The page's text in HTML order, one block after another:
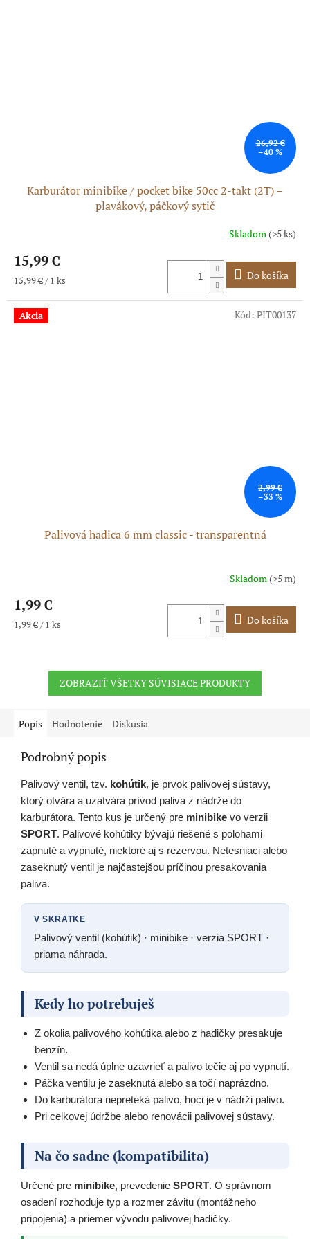
26,92 €
–40 %
Karburátor minibike / pocket bike 50cc 2-takt (2T) –
plavákový, páčkový sytič
produktu
je
5,0
z
hviezdičiek.
Skladom(>5 ks)
15,99 €
Jednotková
15,99 € / 1 ks Do košíka
Akcia
2,99 €
–33 %
Palivová hadica 6 mm classic - transparentná
produktu
je
5,0
hviezdičiek.
Skladom(>5 m)
1,99 €
Jednotková
1,99 € / 1 ks Do košíka
Kód: PIT00137
ZOBRAZIŤ VŠETKY SÚVISIACE PRODUKTY
Popis Hodnotenie Diskusia
Podrobný popis
Palivový ventil, tzv. kohútik, je prvok palivovej sústavy,
ktorý otvára a uzatvára prívod paliva z nádrže do
karburátora. Tento kus je určený pre minibike vo verzii
SPORT. Palivové kohútiky bývajú riešené s polohami
zapnuté a vypnuté, niektoré aj s rezervou. Netesniaci alebo
zaseknutý ventil je najčastejšou príčinou presakovania
paliva.
V SKRATKE
Palivový ventil (kohútik) · minibike · verzia SPORT ·
priama náhrada.
Kedy ho potrebuješ
Z okolia palivového kohútika alebo z hadičky presakuje
benzín.
Ventil sa nedá úplne uzavrieť a palivo tečie aj po vypnutí.
Páčka ventilu je zaseknutá alebo sa točí naprázdno.
Do karburátora nepreteká palivo, hoci je v nádrži palivo.
Pri celkovej údržbe alebo renovácii palivovej sústavy.
Na čo sadne (kompatibilita)
Určené pre minibike, prevedenie SPORT. O správnom
osadení rozhoduje typ a rozmer závitu (montážneho
pripojenia) a priemer vývodu palivovej hadičky.